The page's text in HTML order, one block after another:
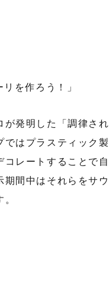
を作ろう！」
が発明した「調律され
ではプラスティック製
レートすることで自
間中はそれらをサウ